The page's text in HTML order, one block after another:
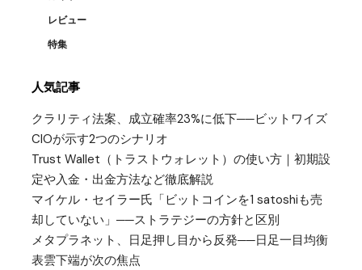
レビュー
特集
人気記事
クラリティ法案、成立確率23%に低下──ビットワイズ
CIOが示す2つのシナリオ
Trust Wallet（トラストウォレット）の使い方｜初期設
定や入金・出金方法など徹底解説
マイケル・セイラー氏「ビットコインを1 satoshiも売
却していない」──ストラテジーの方針と区別
メタプラネット、日足押し目から反発──日足一目均衡
表雲下端が次の焦点